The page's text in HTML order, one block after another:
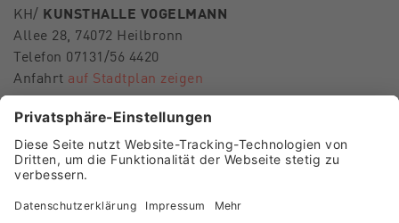
KH/ KUNSTHALLE VOGELMANN
Allee 28, 74072 Heilbronn
Telefon 07131/56 4420
Anfahrt auf Stadtplan zeigen
E-Mailmuseen-hn@heilbronn.de